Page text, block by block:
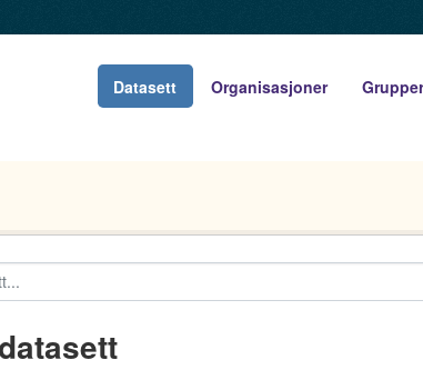
Datasett Organisasjoner Grupper